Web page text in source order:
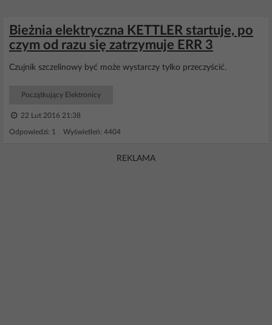
Bieżnia elektryczna KETTLER startuje, po
czym od razu się zatrzymuje ERR 3
Czujnik szczelinowy być może wystarczy tylko przeczyścić.
Początkujący Elektronicy
22 Lut 2016 21:38
Odpowiedzi: 1 Wyświetleń: 4404
REKLAMA